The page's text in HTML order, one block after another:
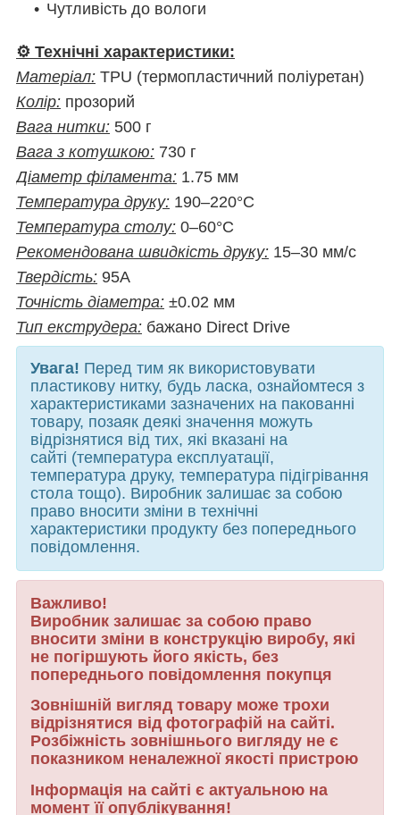
Чутливість до вологи
⚙️ Технічні характеристики:
Матеріал: TPU (термопластичний поліуретан)
Колір: прозорий
Вага нитки: 500 г
Вага з котушкою: 730 г
Діаметр філамента: 1.75 мм
Температура друку: 190–220°C
Температура столу: 0–60°C
Рекомендована швидкість друку: 15–30 мм/с
Твердість: 95A
Точність діаметра: ±0.02 мм
Тип екструдера: бажано Direct Drive
Увага! Перед тим як використовувати
пластикову нитку, будь ласка, ознайомтеся з
характеристиками зазначених на пакованні
товару, позаяк деякі значення можуть
відрізнятися від тих, які вказані на
сайті (температура експлуатації,
температура друку, температура підігрівання
стола тощо). Виробник залишає за собою
право вносити зміни в технічні
характеристики продукту без попереднього
повідомлення.
Важливо!
Виробник залишає за собою право
вносити зміни в конструкцію виробу, які
не погіршують його якість, без
попереднього повідомлення покупця
Зовнішній вигляд товару може трохи
відрізнятися від фотографій на сайті.
Розбіжність зовнішнього вигляду не є
показником неналежної якості пристрою
Інформація на сайті є актуальною на
момент її опублікування!